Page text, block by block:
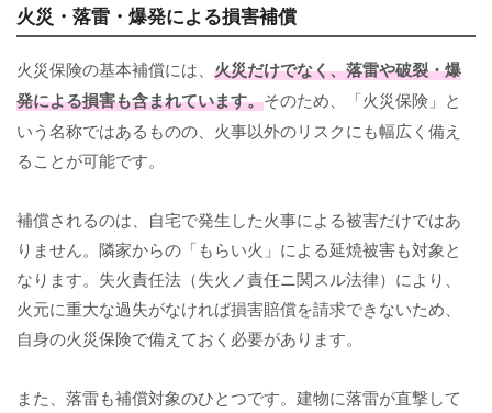
火災・落雷・爆発による損害補償
火災保険の基本補償には、 火災だけでなく、落雷や破裂・爆
発による損害も含まれています。そのため、「火災保険」と
いう名称ではあるものの、火事以外のリスクにも幅広く備え
ることが可能です。
補償されるのは、自宅で発生した火事による被害だけではあ
りません。隣家からの「もらい火」による延焼被害も対象と
なります。失火責任法（失火ノ責任ニ関スル法律）により、
火元に重大な過失がなければ損害賠償を請求できないため、
自身の火災保険で備えておく必要があります。
また、落雷も補償対象のひとつです。建物に落雷が直撃して